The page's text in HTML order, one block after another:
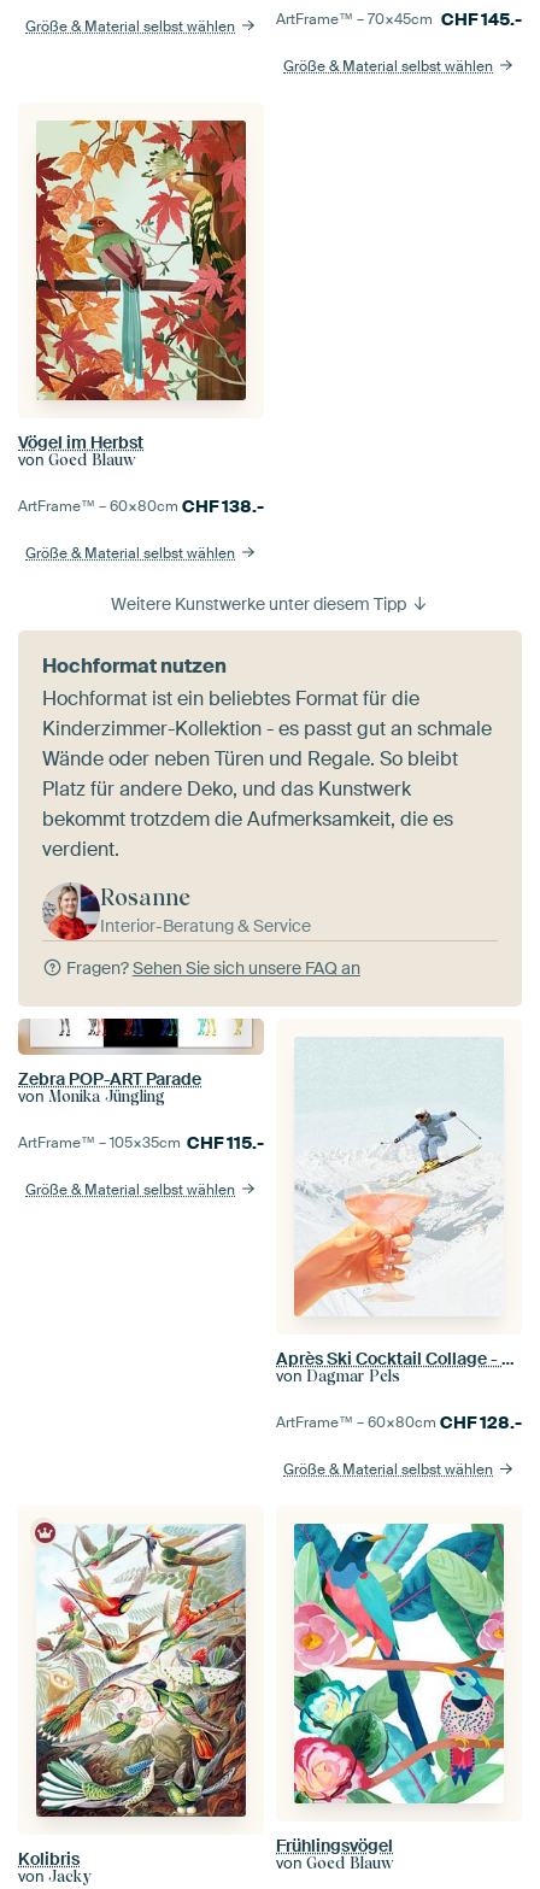
Größe & Material selbst wählen ArtFrame™ –70×45cm CHF145.-
Größe & Material selbst wählen
Vögel im Herbst
von Goed Blauw
ArtFrame™ –60×80cm CHF138.-
Größe & Material selbst wählen
Weitere Kunstwerke unter diesem Tipp
Hochformat nutzen
Hochformat ist ein beliebtes Format für die
Kinderzimmer-Kollektion - es passt gut an schmale
Wände oder neben Türen und Regale. So bleibt
Platz für andere Deko, und das Kunstwerk
bekommt trotzdem die Aufmerksamkeit, die es
verdient.
Rosanne
Interior-Beratung & Service
Fragen?Sehen Sie sich unsere FAQ an
Zebra POP-ART Parade
von Monika Jüngling
ArtFrame™ –105×35cm CHF115.-
Größe & Material selbst wählen
Après Ski Cocktail Collage - Winter Edition
von Dagmar Pels
ArtFrame™ –60×80cm CHF128.-
Größe & Material selbst wählen
Kolibris
von Jacky
Frühlingsvögel
von Goed Blauw